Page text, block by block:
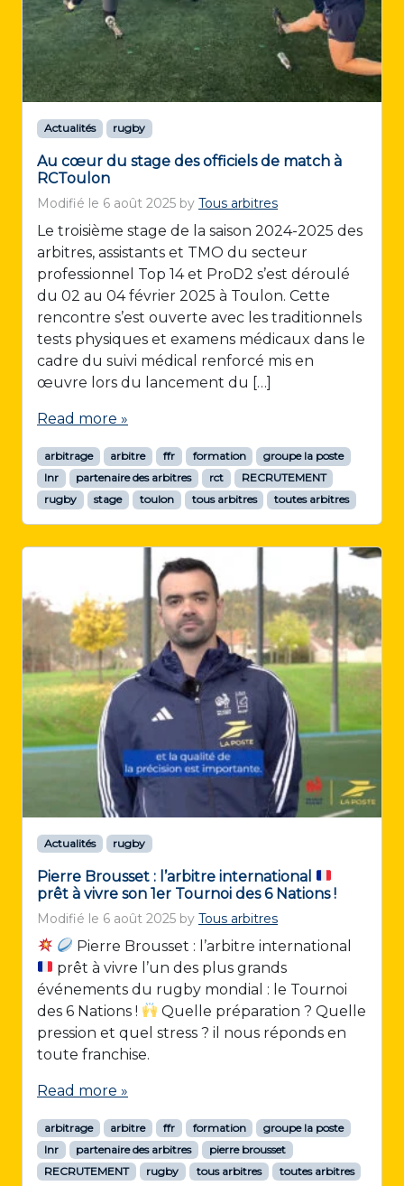
Actualités rugby
Au cœur du stage des officiels de match à
RCToulon
Modifié le 6 août 2025 by Tous arbitres
Le troisième stage de la saison 2024-2025 des
arbitres, assistants et TMO du secteur
professionnel Top 14 et ProD2 s’est déroulé
du 02 au 04 février 2025 à Toulon. Cette
rencontre s’est ouverte avec les traditionnels
tests physiques et examens médicaux dans le
cadre du suivi médical renforcé mis en
œuvre lors du lancement du […]
Read more »
arbitrage arbitre ffr formation
groupe la poste
lnr
partenaire des arbitres rct
RECRUTEMENT
rugby
stage toulon tous arbitres toutes arbitres
Actualités rugby
Pierre Brousset : l’arbitre international
prêt à vivre son 1er Tournoi des 6 Nations !
Modifié le 6 août 2025 by Tous arbitres
Pierre Brousset : l’arbitre international
prêt à vivre l’un des plus grands
événements du rugby mondial : le Tournoi
des 6 Nations !
Quelle préparation ? Quelle
pression et quel stress ? il nous réponds en
toute franchise.
Read more »
arbitrage arbitre ffr formation
groupe la poste
lnr
partenaire des arbitres
pierre brousset
RECRUTEMENT
rugby tous arbitres toutes arbitres